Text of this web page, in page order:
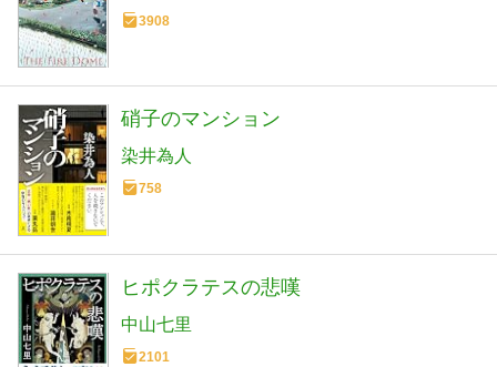
3908
硝子のマンション
染井為人
758
ヒポクラテスの悲嘆
中山七里
2101